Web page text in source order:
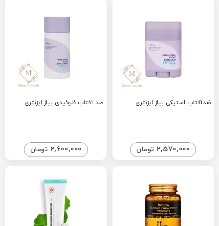
ضدآفتاب استیکی پیاز ایزنتری
2,570,000 تومان
ضد آفتاب فلوئیدی پیاز ایزنتری
2,600,000 تومان